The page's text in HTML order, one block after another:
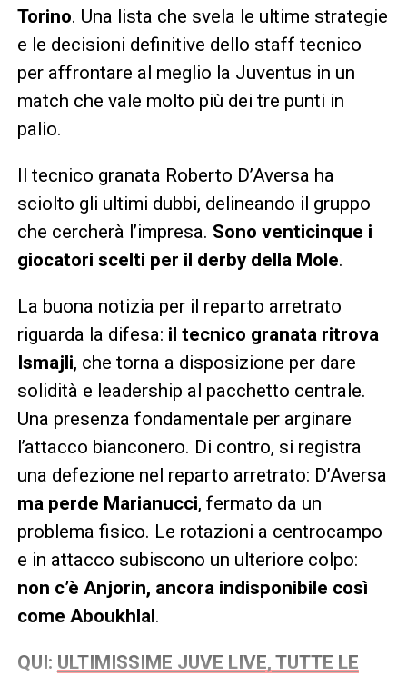
Torino. Una lista che svela le ultime strategie
e le decisioni definitive dello staff tecnico
per affrontare al meglio la Juventus in un
match che vale molto più dei tre punti in
palio.
Il tecnico granata Roberto D’Aversa ha
sciolto gli ultimi dubbi, delineando il gruppo
che cercherà l’impresa. Sono venticinque i
giocatori scelti per il derby della Mole.
La buona notizia per il reparto arretrato
riguarda la difesa: il tecnico granata ritrova
Ismajli, che torna a disposizione per dare
solidità e leadership al pacchetto centrale.
Una presenza fondamentale per arginare
l’attacco bianconero. Di contro, si registra
una defezione nel reparto arretrato: D’Aversa
ma perde Marianucci, fermato da un
problema fisico. Le rotazioni a centrocampo
e in attacco subiscono un ulteriore colpo:
non c’è Anjorin, ancora indisponibile così
come Aboukhlal.
QUI: ULTIMISSIME JUVE LIVE, TUTTE LE